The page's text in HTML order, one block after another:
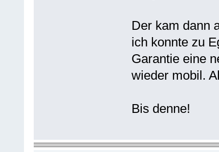
Der kam dann
ich konnte zu
Garantie eine
wieder mobil.
Bis denne!